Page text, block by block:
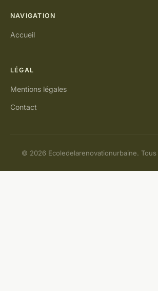
NAVIGATION
Accueil
LÉGAL
Mentions légales
Contact
© 2026 Ecoledelarenovationurbaine.